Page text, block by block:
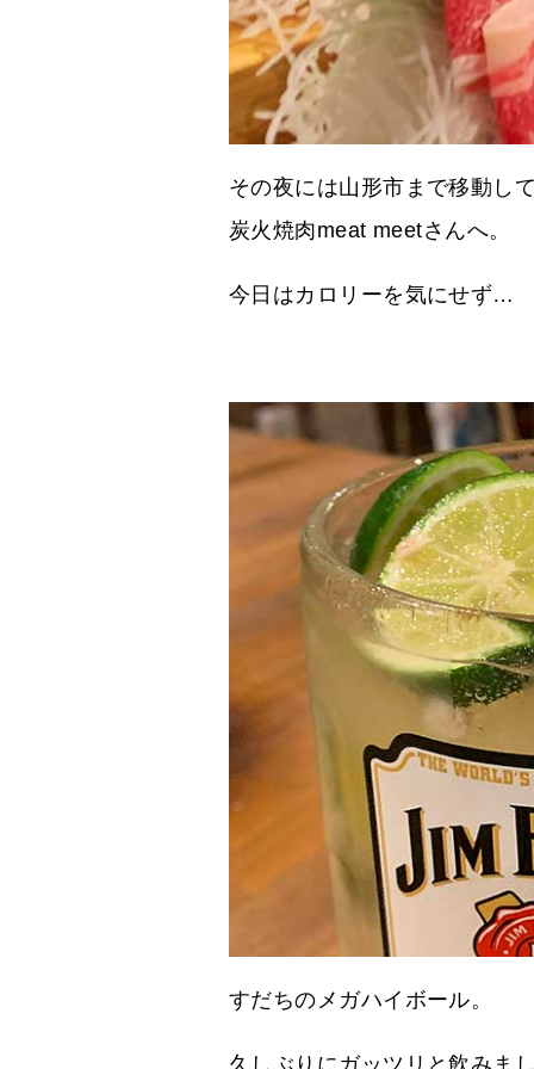
その夜には山形市まで移動し
炭火焼肉meat meetさんへ。
今日はカロリーを気にせず…
すだちのメガハイボール。